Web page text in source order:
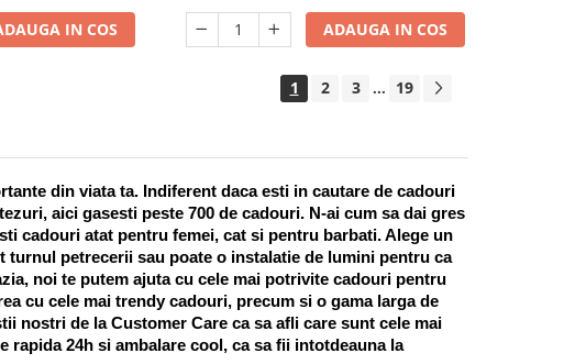
IN COS ADAUGA IN COS
1 2 3 ... 19
din viata ta. Indiferent daca esti in cautare de cadouri
aici gasesti peste 700 de cadouri. N-ai cum sa dai gres
cadouri atat pentru femei, cat si pentru barbati. Alege un
turnul petrecerii sau poate o instalatie de lumini pentru ca
noi te putem ajuta cu cele mai potrivite cadouri pentru
cu cele mai trendy cadouri, precum si o gama larga de
nostri de la Customer Care ca sa afli care sunt cele mai
24h si ambalare cool, ca sa fii intotdeauna la